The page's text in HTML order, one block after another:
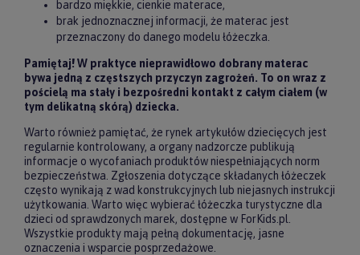
bardzo miękkie, cienkie materace,
brak jednoznacznej informacji, że materac jest
przeznaczony do danego modelu łóżeczka.
Pamiętaj! W praktyce nieprawidłowo dobrany materac
bywa jedną z częstszych przyczyn zagrożeń. To on wraz z
pościelą ma stały i bezpośredni kontakt z całym ciałem (w
tym delikatną skórą) dziecka.
Warto również pamiętać, że rynek artykułów dziecięcych jest
regularnie kontrolowany, a organy nadzorcze publikują
informacje o wycofaniach produktów niespełniających norm
bezpieczeństwa. Zgłoszenia dotyczące składanych łóżeczek
często wynikają z wad konstrukcyjnych lub niejasnych instrukcji
użytkowania. Warto więc wybierać łóżeczka turystyczne dla
dzieci od sprawdzonych marek, dostępne w ForKids.pl.
Wszystkie produkty mają pełną dokumentację, jasne
oznaczenia i wsparcie posprzedażowe.